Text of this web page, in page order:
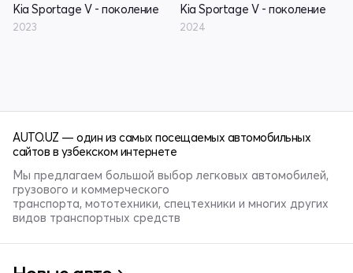
Kia Sportage V - поколение
2023
Kia Sportage V - поколение
2024
AUTO.UZ — один из самых посещаемых автомобильных
сайтов в узбекском интернете
Мы предлагаем большой выбор легковых автомобилей,
грузового и коммерческого
транспорта, мототехники, спецтехники и многих других
видов транспортных средств